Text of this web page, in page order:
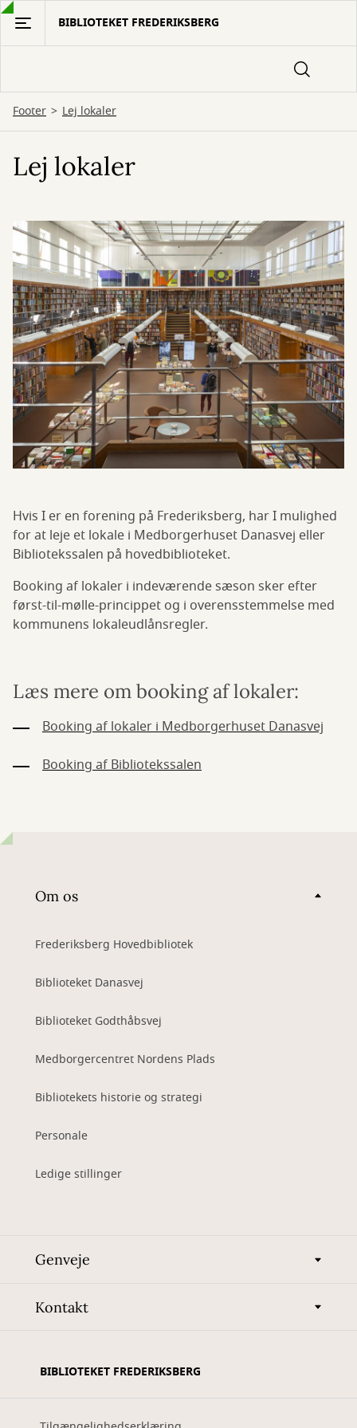
Gå
hovedindhold
BIBLIOTEKET FREDERIKSBERG
Footer Lej lokaler
Lej lokaler
Hvis I er en forening på Frederiksberg, har I mulighed
for at leje et lokale i Medborgerhuset Danasvej eller
Bibliotekssalen på hovedbiblioteket.
Booking af lokaler i indeværende sæson sker efter
først-til-mølle-princippet og i overensstemmelse med
kommunens lokaleudlånsregler.
Læs mere om booking af lokaler:
Booking af lokaler i Medborgerhuset Danasvej
Booking af Bibliotekssalen
Om os
Frederiksberg Hovedbibliotek
Biblioteket Danasvej
Biblioteket Godthåbsvej
Medborgercentret Nordens Plads
Bibliotekets historie og strategi
Personale
Ledige stillinger
Genveje
Kontakt
BIBLIOTEKET FREDERIKSBERG